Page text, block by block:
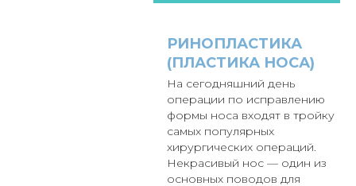
РИНОПЛАСТИКА
(ПЛАСТИКА НОСА)
На сегодняшний день
операции по исправлению
формы носа входят в тройку
самых популярных
хирургических операций.
Некрасивый нос — один из
основных поводов для